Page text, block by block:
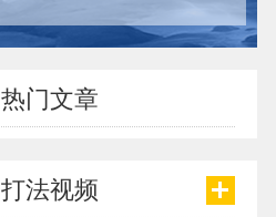
热门文章
打法视频